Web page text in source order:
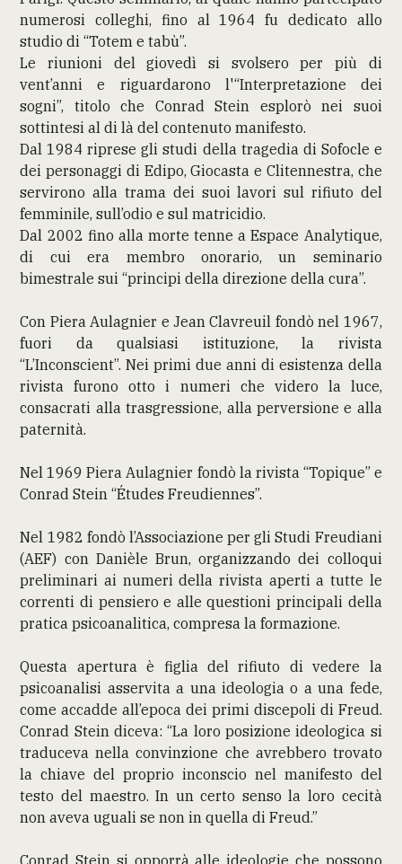
numerosi colleghi, fino al 1964 fu dedicato allo
studio di “Totem e tabù”.
Le riunioni del giovedì si svolsero per più di
vent’anni e riguardarono l'“Interpretazione dei
sogni”, titolo che Conrad Stein esplorò nei suoi
sottintesi al di là del contenuto manifesto.
Dal 1984 riprese gli studi della tragedia di Sofocle e
dei personaggi di Edipo, Giocasta e Clitennestra, che
servirono alla trama dei suoi lavori sul rifiuto del
femminile, sull’odio e sul matricidio.
Dal 2002 fino alla morte tenne a Espace Analytique,
di cui era membro onorario, un seminario
bimestrale sui “principi della direzione della cura”.
Con Piera Aulagnier e Jean Clavreuil fondò nel 1967,
fuori da qualsiasi istituzione, la rivista
“L’Inconscient”. Nei primi due anni di esistenza della
rivista furono otto i numeri che videro la luce,
consacrati alla trasgressione, alla perversione e alla
paternità.
Nel 1969 Piera Aulagnier fondò la rivista “Topique” e
Conrad Stein “Études Freudiennes”.
Nel 1982 fondò l’Associazione per gli Studi Freudiani
(AEF) con Danièle Brun, organizzando dei colloqui
preliminari ai numeri della rivista aperti a tutte le
correnti di pensiero e alle questioni principali della
pratica psicoanalitica, compresa la formazione.
Questa apertura è figlia del rifiuto di vedere la
psicoanalisi asservita a una ideologia o a una fede,
come accadde all’epoca dei primi discepoli di Freud.
Conrad Stein diceva: “La loro posizione ideologica si
traduceva nella convinzione che avrebbero trovato
la chiave del proprio inconscio nel manifesto del
testo del maestro. In un certo senso la loro cecità
non aveva uguali se non in quella di Freud.”
Conrad Stein si opporrà alle ideologie che possono